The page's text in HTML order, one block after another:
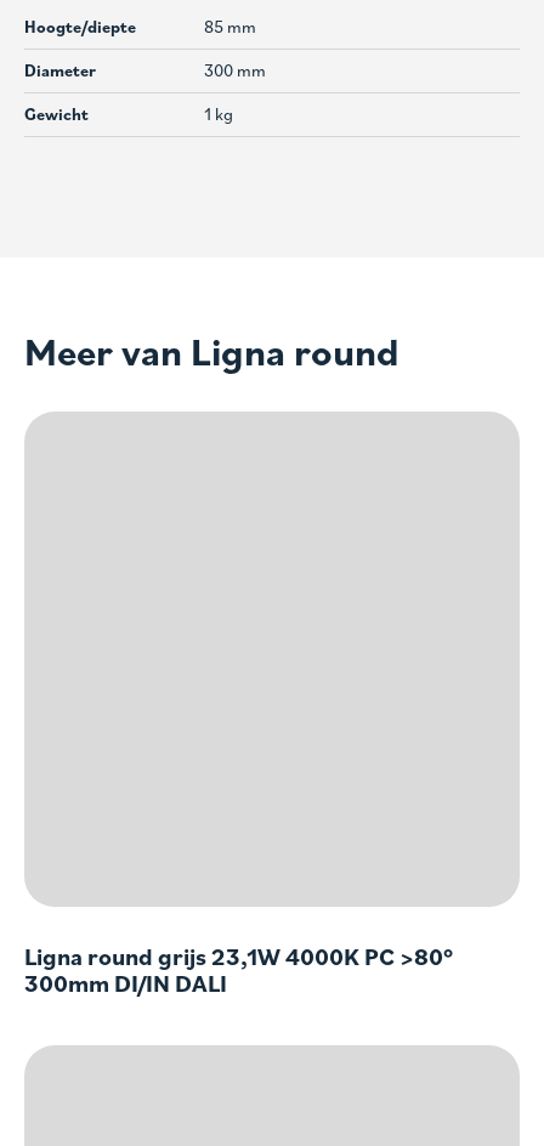
Hoogte/diepte
85 mm
Diameter
300 mm
Gewicht
1 kg
Meer van Ligna round
Ligna round grijs 23,1W 4000K PC >80°
300mm DI/IN DALI